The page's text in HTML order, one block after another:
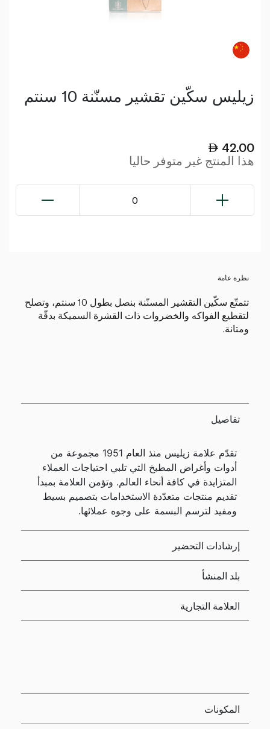
زيليس سكّين تقشير مسنّنة 10 سنتم
42.00
هذا المنتج غير متوفر حاليا
0
نظرة عامة
تتمتّع سكّين التقشير المسنّنة بنصل بطول 10 سنتم، وتصلح
لتقطيع الفواكه والخضروات ذات القشرة السميكة بدقّة
ومتانة.
تفاصيل
تقدّم علامة زيليس منذ العام 1951 مجموعة من
أدوات وأغراض المطبخ التي تلبي احتياجات العملاء
المتزايدة في كافة أنحاء العالم. وتؤمن العلامة بمبدأ
تقديم منتجات متعدّدة الاستخدامات بتصميم بسيط
ومفيد لترسم البسمة على وجوه عملائها.
إرشادات التحضير
بلد المنشأ
العلامة التجارية
المكونات